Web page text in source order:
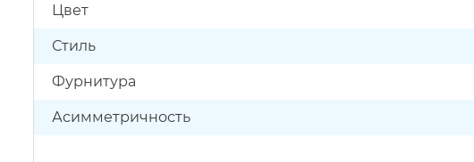
Цвет
Стиль
Фурнитура
Асимметричность